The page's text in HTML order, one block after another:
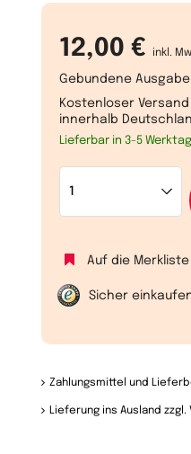
12,00 € inkl.
Gebundene Ausgabe
Kostenloser Versand
innerhalb
Lieferbar in 3-5
Auf die Merkliste
Sicher
Zahlungsmittel und
Lieferung ins Ausland